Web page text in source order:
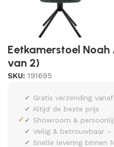
Eetkamerstoel
van 2)
SKU: 191695
✓
✔ Gratis verzending
✔ Altijd de beste prijs
✔ Showroom &
✔ Veilig & betrouwbaar –
✔ Snelle levering binnen